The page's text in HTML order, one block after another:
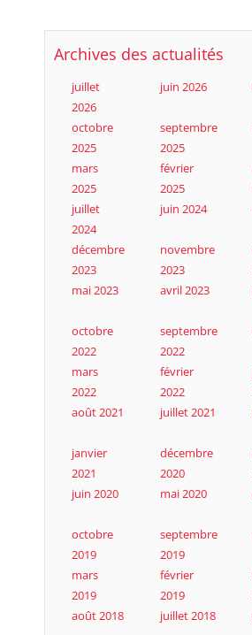
Archives des actualités
juillet
2026
juin 2026
octobre
2025
septembre
2025
mars
2025
février
2025
juillet
2024
juin 2024
décembre
2023
novembre
2023
mai 2023
avril 2023
octobre
2022
septembre
2022
mars
2022
février
2022
août 2021
juillet 2021
janvier
2021
décembre
2020
juin 2020
mai 2020
octobre
2019
septembre
2019
mars
2019
février
2019
août 2018
juillet 2018